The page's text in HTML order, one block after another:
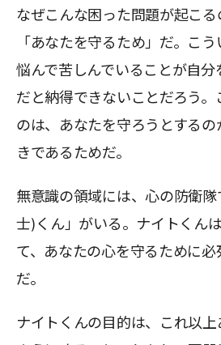
なぜこんな困った問題が起こる
「あなたを守るため」だ。こ
悩んで苦しんでいることが自
だと納得できないことだろう。
のは、あなたを守ろうとする
きであるためだ。
無意識の領域には、心の防衛
士)くん」がいる。ナイトくん
て、あなたの心を守るために必
だ。
ナイトくんの目的は、これ以